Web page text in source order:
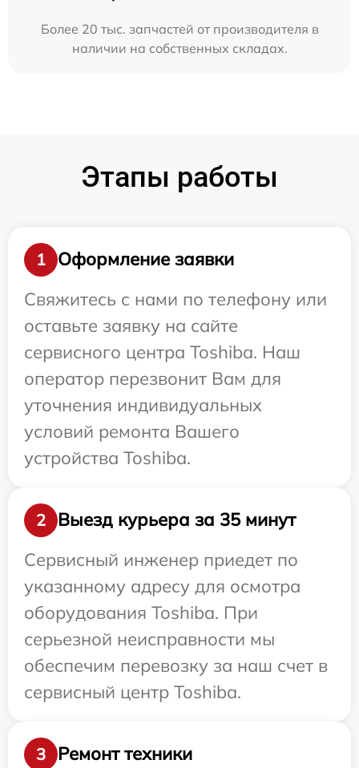
Более 20 тыс. запчастей от производителя в
наличии на собственных складах.
Этапы работы
1
Оформление заявки
Свяжитесь с нами по телефону или
оставьте заявку на сайте
сервисного центра Toshiba. Наш
оператор перезвонит Вам для
уточнения индивидуальных
условий ремонта Вашего
устройства Toshiba.
2
Выезд курьера за 35 минут
Сервисный инженер приедет по
указанному адресу для осмотра
оборудования Toshiba. При
серьезной неисправности мы
обеспечим перевозку за наш счет в
сервисный центр Toshiba.
3 Ремонт техники